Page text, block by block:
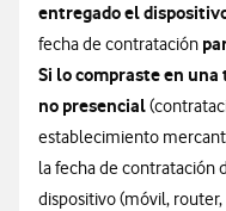
entregado el
fecha de contratación
Si lo compraste en
no presencial
establecimiento
la fecha de contratación
dispositivo (móvil,